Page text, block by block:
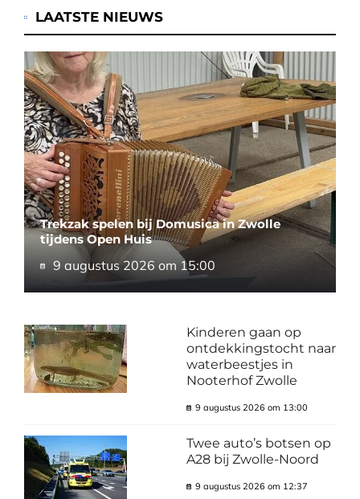
LAATSTE NIEUWS
Trekzak spelen bij Domusica in Zwolle
tijdens Open Huis
9 augustus 2026 om 15:00
Kinderen gaan op
ontdekkingstocht naar
waterbeestjes in
Nooterhof Zwolle
9 augustus 2026 om 13:00
Twee auto’s botsen op
A28 bij Zwolle-Noord
9 augustus 2026 om 12:37